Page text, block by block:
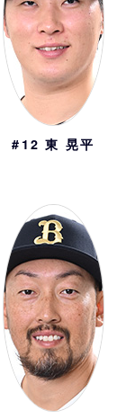
#12 東 晃平